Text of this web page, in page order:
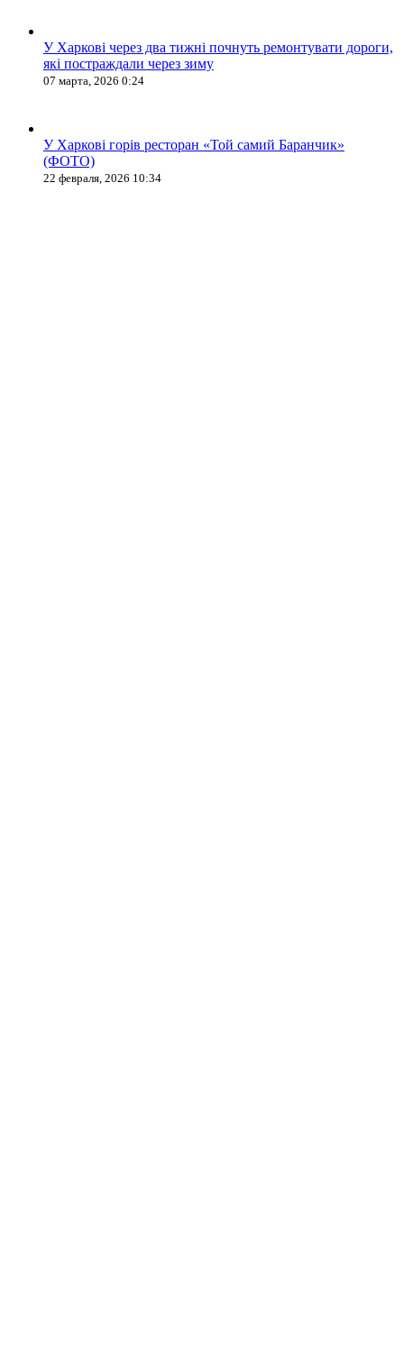
У Харкові через два тижні почнуть ремонтувати дороги,
які постраждали через зиму
07 марта, 2026 0:24
У Харкові горів ресторан «Той самий Баранчик»
(ФОТО)
22 февраля, 2026 10:34